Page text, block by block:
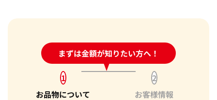
まずは金額が知りたい方へ！
24時間受付中!問い合わせフォーム
1
お品物について
2
お客様情報